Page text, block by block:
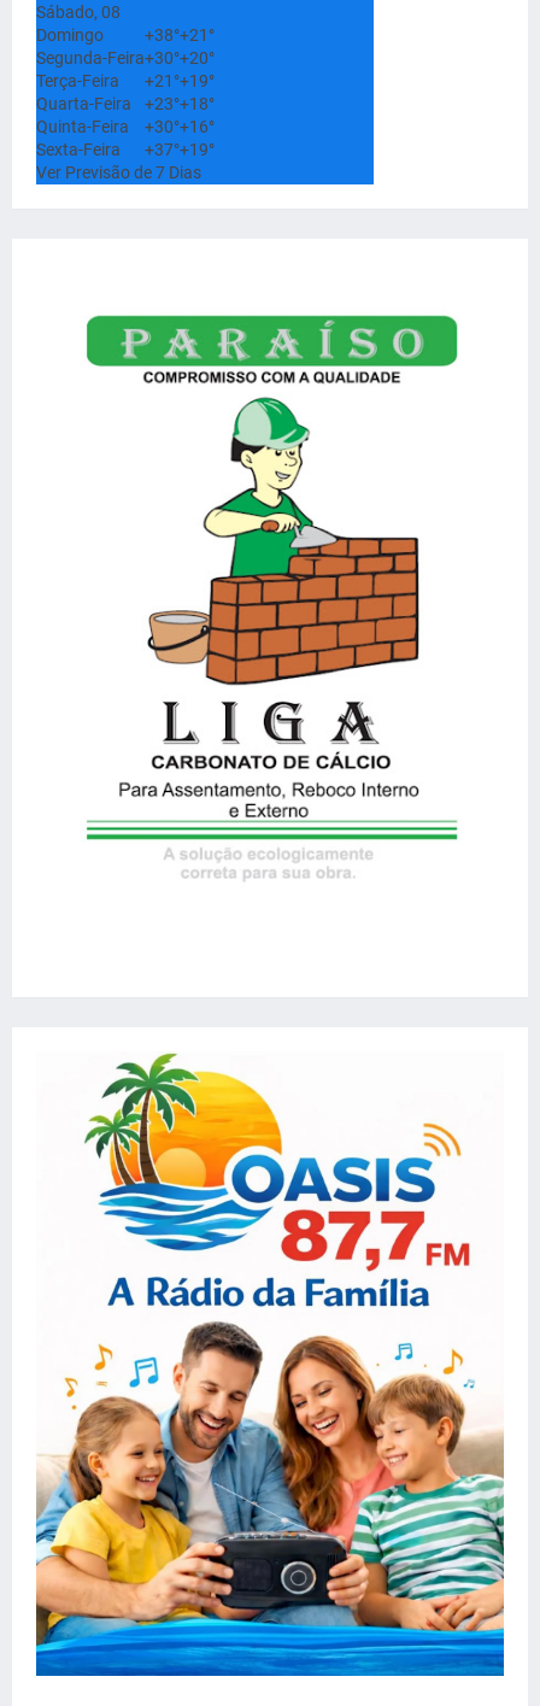
Sábado, 08
Domingo
+38°+21°
Segunda-Feira+30°+20°
Terça-Feira
+21°+19°
Quarta-Feira
+23°+18°
Quinta-Feira
+30°+16°
Sexta-Feira
+37°+19°
Ver Previsão de 7 Dias